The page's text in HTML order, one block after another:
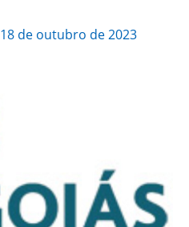
18 de outubro de 2023